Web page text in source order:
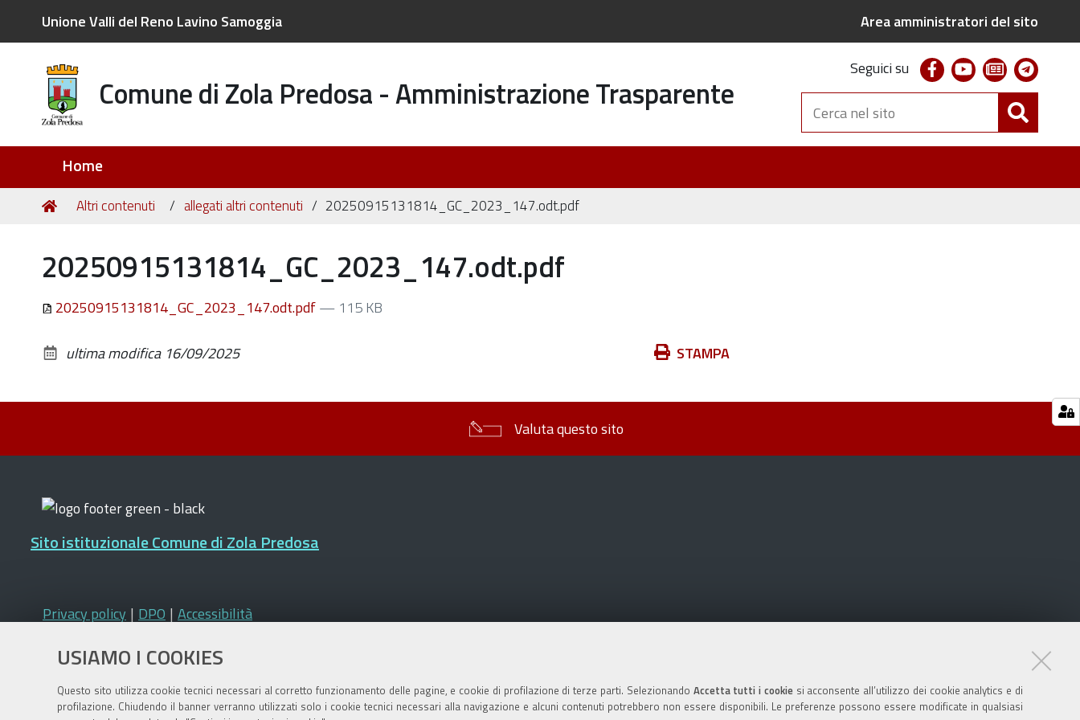
USIAMO I COOKIES
Questo sito utilizza cookie tecnici necessari al corretto funzionamento delle pagine, e cookie di profilazione di terze parti. Selezionando Accetta tutti i cookiesi acconsente all’utilizzo dei cookie analytics e di
profilazione. Chiudendo il banner verranno utilizzati solo i cookie tecnici necessari alla navigazione e alcuni contenuti potrebbero non essere disponibili. Le preferenze possono essere modificate in qualsiasi
Unione Valli del Reno Lavino Samoggia Area amministratori del sito
Comune di Zola Predosa - Amministrazione Trasparente
Seguici su facebookyoutubenewsletter
Cerca
nel
sito
Home
Tu
Home
Altri contenuti allegati altri contenuti 20250915131814_GC_2023_147.odt.pdf
20250915131814_GC_2023_147.odt.pdf
20250915131814_GC_2023_147.odt.pdf— 115 KB
Azioni STAMPA
ultima modifica 16/09/2025
Valuta questo sito
Sito istituzionale Comune di Zola Predosa
Privacy policy | DPO | Accessibilità